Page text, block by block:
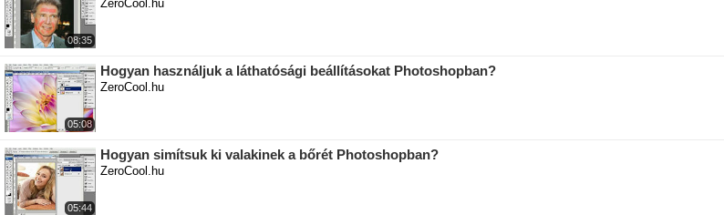
08:35
ZeroCool.hu
05:08
Hogyan használjuk a láthatósági beállításokat Photoshopban?
ZeroCool.hu
05:44
Hogyan simítsuk ki valakinek a bőrét Photoshopban?
ZeroCool.hu